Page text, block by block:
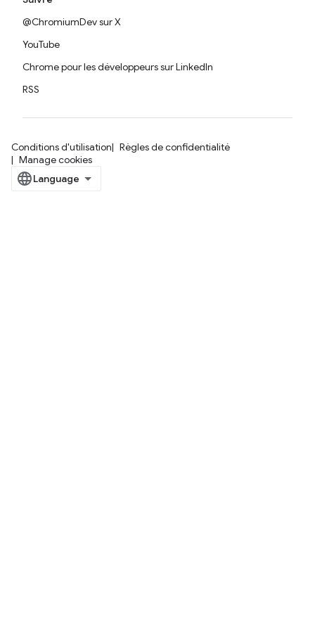
@ChromiumDev sur X
YouTube
Chrome pour les développeurs sur LinkedIn
RSS
Conditions d'utilisation
Règles de confidentialité
Manage cookies